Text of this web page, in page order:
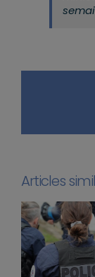
Articles